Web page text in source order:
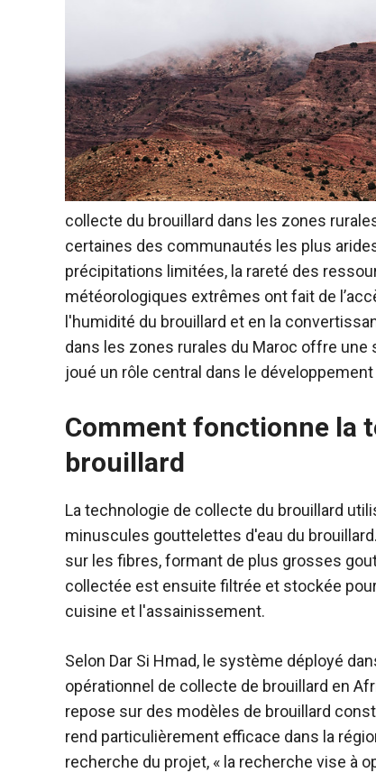
collecte du brouillard dans les zones
certaines des communautés les plus
précipitations limitées, la rareté des
météorologiques extrêmes ont fait de
l'humidité du brouillard et en la
dans les zones rurales du Maroc offre une
joué un rôle central dans le
Comment fonctionne la
brouillard
La technologie de collecte du brouillard
minuscules gouttelettes d'eau du
sur les fibres, formant de plus grosses
collectée est ensuite filtrée et stockée
cuisine et l'assainissement.
Selon Dar Si Hmad, le système déployé
opérationnel de collecte de brouillard en
repose sur des modèles de brouillard
rend particulièrement efficace dans la
recherche du projet, « la recherche vise à